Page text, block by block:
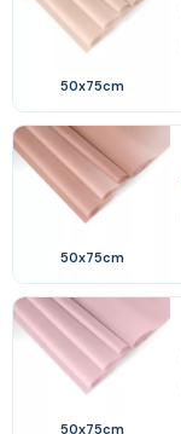
50x75cm
50x75cm
50x75cm